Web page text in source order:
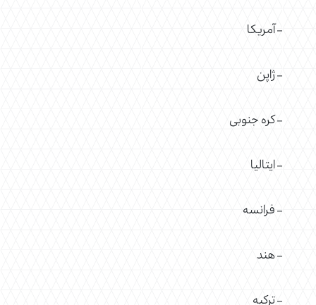
– آمریکا
– ژاپن
– کره جنوبی
– ایتالیا
– فرانسه
– هند
– ترکیه